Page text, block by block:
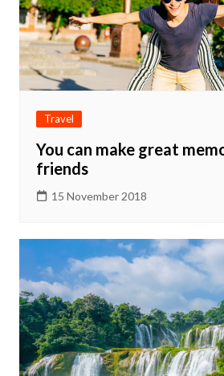
Travel
You can make great
friends
15 November 2018